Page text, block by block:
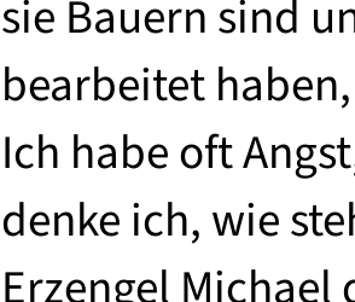
sie Bauern sind
bearbeitet
Ich habe oft
denke ich, wie